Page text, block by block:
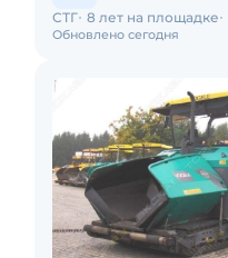
Обновлено сегодня
СТГ 8 лет на площадке